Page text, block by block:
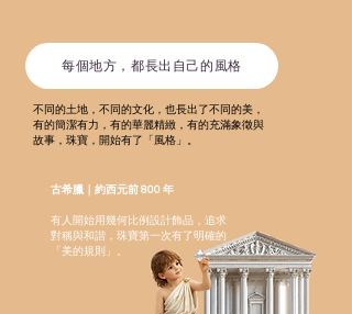
每個地方，都長出自己的風格
不同的土地，不同的文化，也長出了不同的美，
有的簡潔有力，有的華麗精緻，有的充滿象徵與
故事，珠寶，開始有了「風格」。
古希臘｜約西元前 800 年
有人開始用幾何比例設計飾品，追求
對稱與和諧，珠寶第一次有了明確的
「美的規則」。